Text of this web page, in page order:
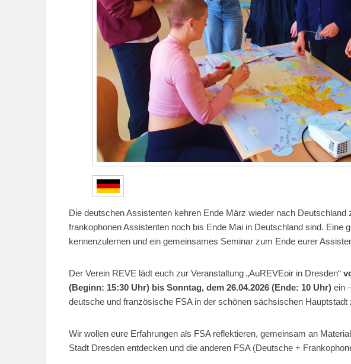
Die deutschen Assistenten kehren Ende März wieder nach Deutschland
frankophonen Assistenten noch bis Ende Mai in Deutschland sind. Eine
kennenzulernen und ein gemeinsames Seminar zum Ende eurer
Der Verein REVE lädt euch zur Veranstaltung „AuREVEoir in Dresden“
(Beginn: 15:30 Uhr) bis Sonntag, dem 26.04.2026 (Ende: 10 Uhr) ein
deutsche und französische FSA in der schönen sächsischen Hauptstadt
Wir wollen eure Erfahrungen als FSA reflektieren, gemeinsam an
Stadt Dresden entdecken und die anderen FSA (Deutsche +